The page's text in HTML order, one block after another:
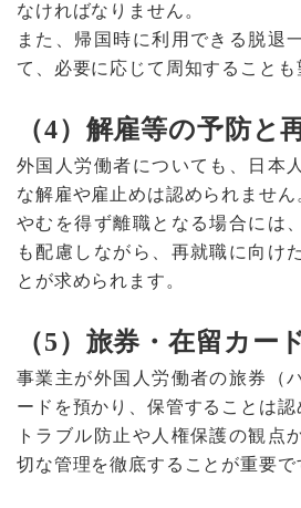
なければなりません。
また、帰国時に利用できる脱退
て、必要に応じて周知することも
（4）解雇等の予防と
外国人労働者についても、日本
な解雇や雇止めは認められません
やむを得ず離職となる場合には
も配慮しながら、再就職に向け
とが求められます。
（5）旅券・在留カー
事業主が外国人労働者の旅券（
ードを預かり、保管することは認
トラブル防止や人権保護の観点
切な管理を徹底することが重要で